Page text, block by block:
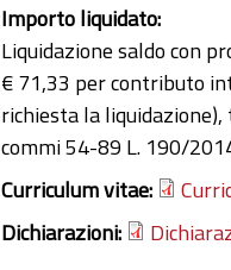
Importo liquidato:
Liquidazione saldo con
€ 71,33 per contributo
richiesta la
commi 54-89 L. 190/
Curriculum vitae:
Dichiarazioni: